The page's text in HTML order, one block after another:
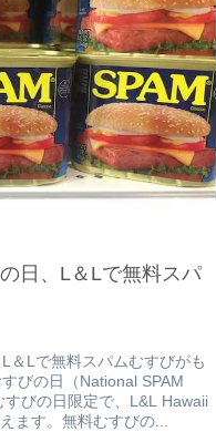
日、L＆Lで無料スパ
＆Lで無料スパムむすびがも
びの日（National SPAM
びの日限定で、L&L Hawaii
ます。無料むすびの...